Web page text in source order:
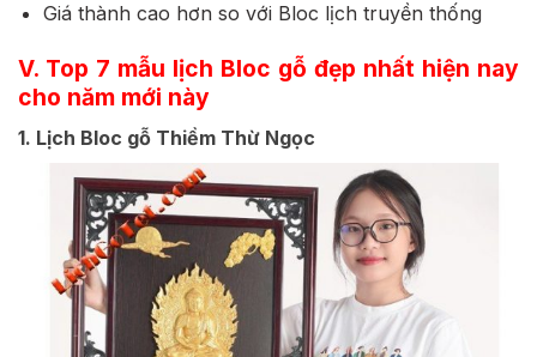
Giá thành cao hơn so với Bloc lịch truyền thống
V. Top 7 mẫu lịch Bloc gỗ đẹp nhất hiện nay
cho năm mới này
1. Lịch Bloc gỗ Thiềm Thừ Ngọc